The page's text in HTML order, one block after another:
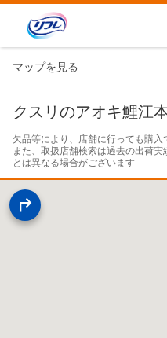
マップを見る
クスリのアオキ鯉江
欠品等により、店舗に行っても購
また、取扱店舗検索は過去の出荷
とは異なる場合がございます